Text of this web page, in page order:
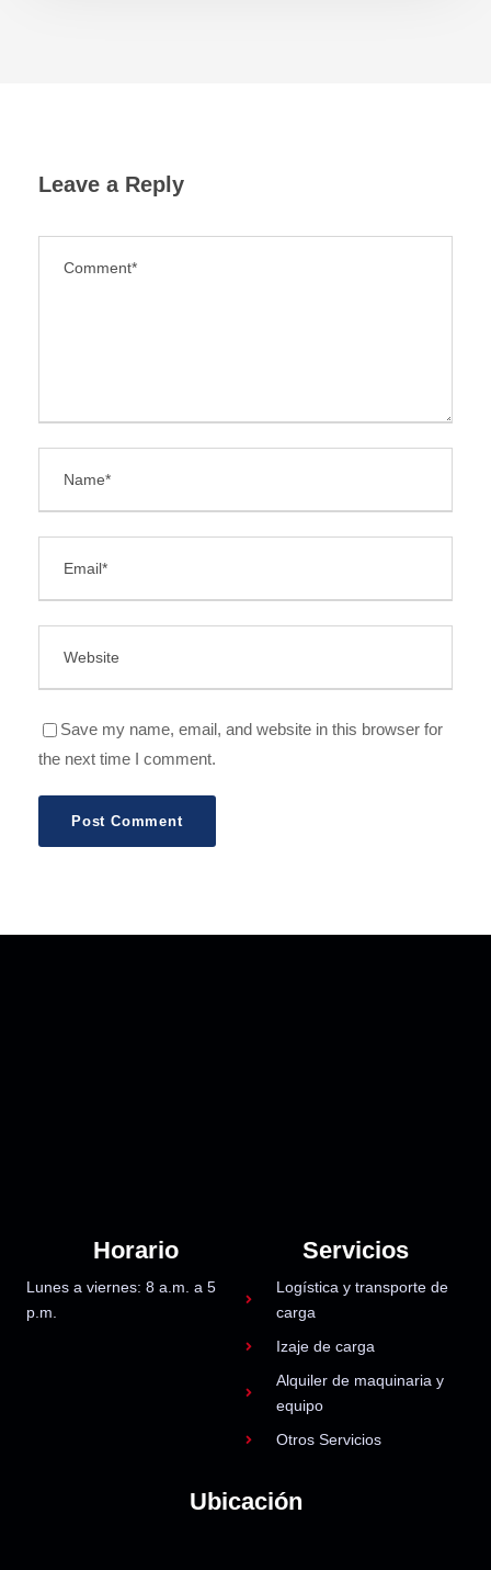
Leave a Reply
Save my name, email, and website in this browser for
the next time I comment.
Horario
Lunes a viernes: 8 a.m. a 5
p.m.
Servicios
Logística y transporte de
carga
Izaje de carga
Alquiler de maquinaria y
equipo
Otros Servicios
Ubicación